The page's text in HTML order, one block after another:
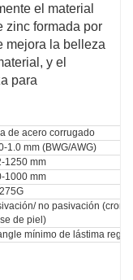
el material
zinc formada por
mejora la belleza
y el
para
de acero corrugado
1.0 mm (BWG/AWG)
1250 mm
1000 mm
no pasivación
de piel)
mínimo de lástima